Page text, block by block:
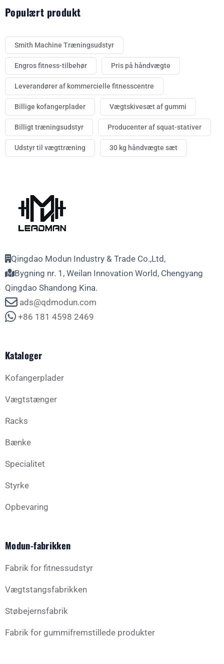
Populært produkt
Smith Machine Træningsudstyr
Engros fitness-tilbehør Pris på håndvægte
Leverandører af kommercielle fitnesscentre
Billige kofangerplader Vægtskivesæt af gummi
Billigt træningsudstyr Producenter af squat-stativer
Udstyr til vægttræning 30 kg håndvægte sæt
Qingdao Modun Industry & Trade Co.,Ltd,
Bygning nr. 1, Weilan Innovation World, Chengyang
Qingdao Shandong Kina.
ads@qdmodun.com
+86 181 4598 2469
Kataloger
Kofangerplader
Vægtstænger
Racks
Bænke
Specialitet
Styrke
Opbevaring
Modun-fabrikken
Fabrik for fitnessudstyr
Vægtstangsfabrikken
Støbejernsfabrik
Fabrik for gummifremstillede produkter